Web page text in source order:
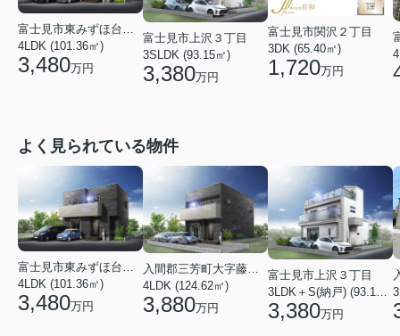
富士見市東みずほ台４丁目
4LDK (101.36㎡)
3,480万円
富士見市上沢３丁目
3SLDK (93.15㎡)
3,380万円
富士見市関沢２丁目
3DK (65.40㎡)
1,720万円
よく見られている物件
4LDK (101.36㎡)
3,480万円
4LDK (124.62㎡)
3,880万円
富士見市上沢３丁目
3LDK＋S(納戸) (93.15㎡)
3,380万円